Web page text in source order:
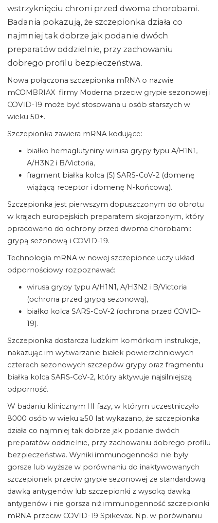
wstrzyknięciu chroni przed dwoma chorobami.
Badania pokazują, że szczepionka działa co
najmniej tak dobrze jak podanie dwóch
preparatów oddzielnie, przy zachowaniu
dobrego profilu bezpieczeństwa.
Nowa połączona szczepionka mRNA o nazwie
mCOMBRIAX firmy Moderna przeciw grypie sezonowej i
COVID-19 może być stosowana u osób starszych w
wieku 50+.
Szczepionka zawiera mRNA kodujące:
białko hemaglutyniny wirusa grypy typu A/H1N1,
A/H3N2 i B/Victoria,
fragment białka kolca (S) SARS-CoV-2 (domenę
wiążącą receptor i domenę N-końcową).
Szczepionka jest pierwszym dopuszczonym do obrotu
w krajach europejskich preparatem skojarzonym, który
opracowano do ochrony przed dwoma chorobami:
grypą sezonową i COVID-19.
Technologia mRNA w nowej szczepionce uczy układ
odpornościowy rozpoznawać:
wirusa grypy typu A/H1N1, A/H3N2 i B/Victoria
(ochrona przed grypą sezonową),
białko kolca SARS-CoV-2 (ochrona przed COVID-
19).
Szczepionka dostarcza ludzkim komórkom instrukcje,
nakazując im wytwarzanie białek powierzchniowych
czterech sezonowych szczepów grypy oraz fragmentu
białka kolca SARS-CoV-2, który aktywuje najsilniejszą
odporność.
W badaniu klinicznym III fazy, w którym uczestniczyło
8000 osób w wieku ≥50 lat wykazano, że szczepionka
działa co najmniej tak dobrze jak podanie dwóch
preparatów oddzielnie, przy zachowaniu dobrego profilu
bezpieczeństwa. Wyniki immunogenności nie były
gorsze lub wyższe w porównaniu do inaktywowanych
szczepionek przeciw grypie sezonowej ze standardową
dawką antygenów lub szczepionki z wysoką dawką
antygenów i nie gorsza niż immunogenność szczepionki
mRNA przeciw COVID-19 Spikevax. Np. w porównaniu